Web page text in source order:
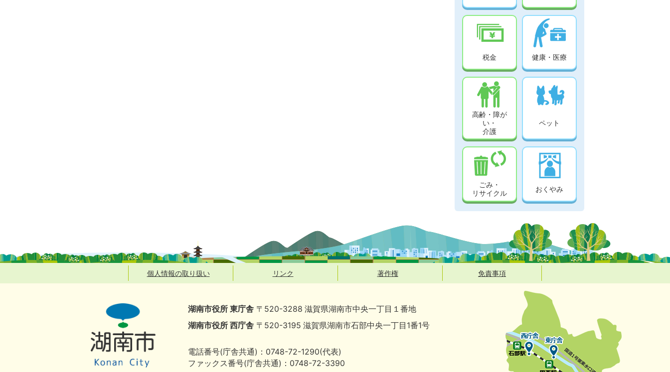
税金 健康・医療
高齢・障が
い・
介護
ペット
ごみ・
リサイクル
おくやみ
個人情報の取り扱い リンク 著作権 免責事項
湖南市役所 東庁舎 〒520-3288 滋賀県湖南市中央一丁目１番地
湖南市役所 西庁舎 〒520-3195 滋賀県湖南市石部中央一丁目1番1号
電話番号(庁舎共通)：0748-72-1290(代表)
ファックス番号(庁舎共通)：0748-72-3390